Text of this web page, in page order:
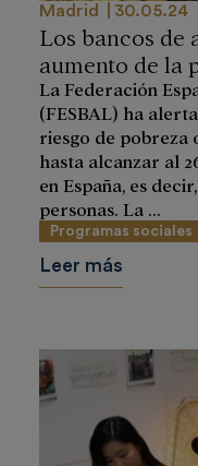
Madrid 30.05.24
Los bancos de
aumento de la
La Federación
(FESBAL) ha
riesgo de pobreza
hasta alcanzar al
en España, es
personas. La ...
Programas sociales
Leer más